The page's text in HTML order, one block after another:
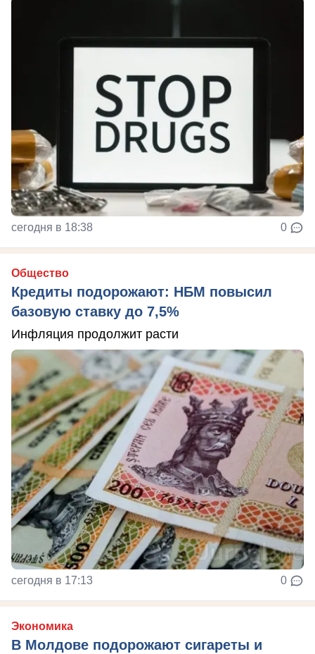
сегодня в 18:38 0
Общество
Кредиты подорожают: НБМ повысил
базовую ставку до 7,5%
Инфляция продолжит расти
сегодня в 17:13 0
Экономика
В Молдове подорожают сигареты и